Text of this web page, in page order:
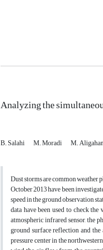
Analyzing the
B. Salahi M. Moradi
M.
Dust storms are common weather
October 2013 have been
speed in the ground observation
data have been used to check
atmospheric infrared sensor, the
ground surface reflection and
pressure center in the